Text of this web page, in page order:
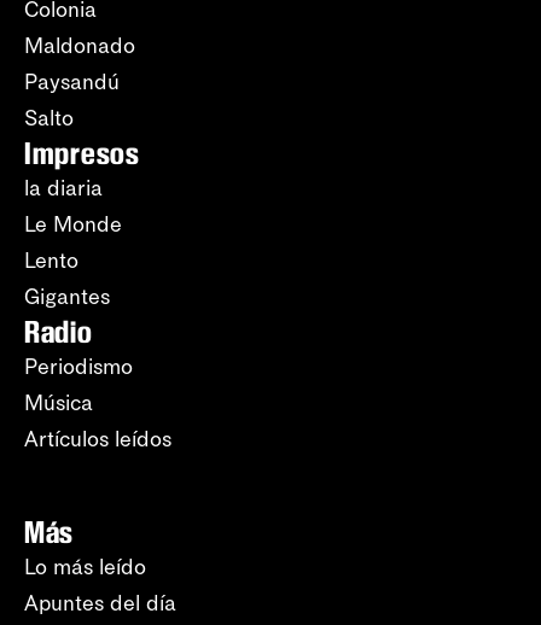
Colonia
Maldonado
Paysandú
Salto
Impresos
la diaria
Le Monde
Lento
Gigantes
Radio
Periodismo
Música
Artículos leídos
Más
Lo más leído
Apuntes del día